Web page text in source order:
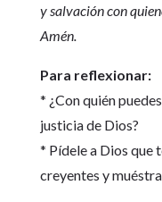
y salvación con
Amén.
Para reflexionar:
* ¿Con quién
justicia de Dios?
* Pídele a Dios que
creyentes y